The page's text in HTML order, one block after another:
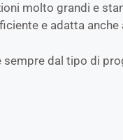
molto grandi e
e adatta
dal tipo di